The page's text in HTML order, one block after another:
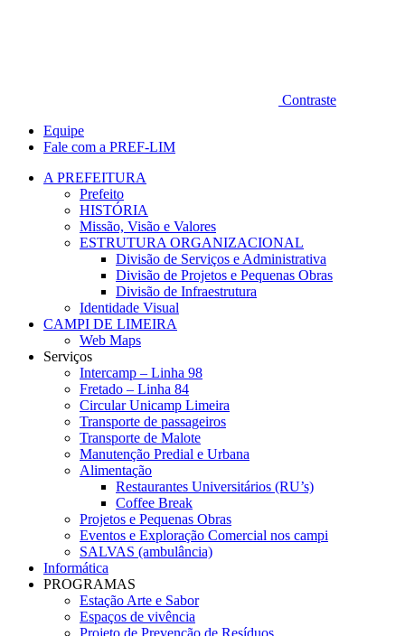
Contraste
Equipe
Fale com a PREF-LIM
A PREFEITURA
Prefeito
HISTÓRIA
Missão, Visão e Valores
ESTRUTURA ORGANIZACIONAL
Divisão de Serviços e Administrativa
Divisão de Projetos e Pequenas Obras
Divisão de Infraestrutura
Identidade Visual
CAMPI DE LIMEIRA
Web Maps
Serviços
Intercamp – Linha 98
Fretado – Linha 84
Circular Unicamp Limeira
Transporte de passageiros
Transporte de Malote
Manutenção Predial e Urbana
Alimentação
Restaurantes Universitários (RU’s)
Coffee Break
Projetos e Pequenas Obras
Eventos e Exploração Comercial nos campi
SALVAS (ambulância)
Informática
PROGRAMAS
Estação Arte e Sabor
Espaços de vivência
Projeto de Prevenção de Resíduos